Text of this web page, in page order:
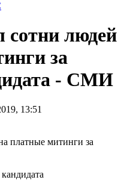
сотни людей
за
- СМИ
13:51